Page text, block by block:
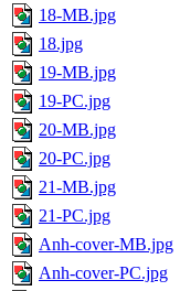
18-MB.jpg
18.jpg
19-MB.jpg
19-PC.jpg
20-MB.jpg
20-PC.jpg
21-MB.jpg
21-PC.jpg
Anh-cover-MB.jpg
Anh-cover-PC.jpg